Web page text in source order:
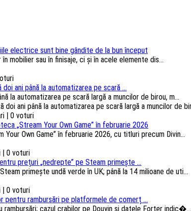
electrice sunt bine gândite de la bun început
mobilier sau în finisaje, ci și în acele elemente dis...
ani până la automatizarea pe scară ...
la automatizarea pe scară largă a muncilor de birou, m...
| 0 voturi
„Stream Your Own Game” în februarie 2026
Your Own Game” în februarie 2026, cu titluri precum Divin...
| 0 voturi
prețuri „nedrepte” pe Steam primește ...
primește undă verde în UK; până la 14 milioane de uti...
| 0 voturi
pentru rambursări pe platformele de comerț ...
cazul crabilor pe Douyin și datele Forter indic�...